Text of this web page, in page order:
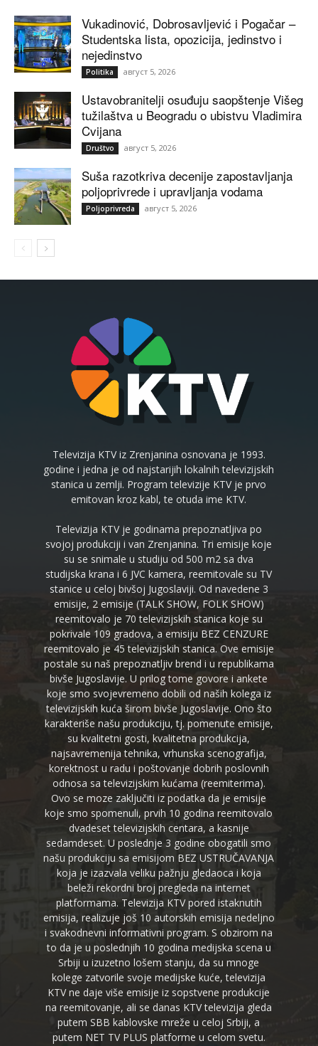
Vukadinović, Dobrosavljević i Pogačar –
Studentska lista, opozicija, jedinstvo i
nejedinstvo
Politika август 5, 2026
Ustavobranitelji osuđuju saopštenje Višeg
tužilaštva u Beogradu o ubistvu Vladimira
Cvijana
Društvo август 5, 2026
Suša razotkriva decenije zapostavljanja
poljoprivrede i upravljanja vodama
Poljoprivreda август 5, 2026
Televizija KTV iz Zrenjanina osnovana je 1993.
godine i jedna je od najstarijih lokalnih televizijskih
stanica u zemlji. Program televizije KTV je prvo
emitovan kroz kabl, te otuda ime KTV.
Televizija KTV je godinama prepoznatljiva po
svojoj produkciji i van Zrenjanina. Tri emisije koje
su se snimale u studiju od 500 m2 sa dva
studijska krana i 6 JVC kamera, reemitovale su TV
stanice u celoj bivšoj Jugoslaviji. Od navedene 3
emisije, 2 emisije (TALK SHOW, FOLK SHOW)
reemitovalo je 70 televizijskih stanica koje su
pokrivale 109 gradova, a emisiju BEZ CENZURE
reemitovalo je 45 televizijskih stanica. Ove emisije
postale su naš prepoznatljiv brend i u republikama
bivše Jugoslavije. U prilog tome govore i ankete
koje smo svojevremeno dobili od naših kolega iz
televizijskih kuća širom bivše Jugoslavije. Ono što
karakteriše našu produkciju, tj. pomenute emisije,
su kvalitetni gosti, kvalitetna produkcija,
najsavremenija tehnika, vrhunska scenografija,
korektnost u radu i poštovanje dobrih poslovnih
odnosa sa televizijskim kućama (reemiterima).
Ovo se moze zaključiti iz podatka da je emisije
koje smo spomenuli, prvih 10 godina reemitovalo
dvadeset televizijskih centara, a kasnije
sedamdeset. U poslednje 3 godine obogatili smo
našu produkciju sa emisijom BEZ USTRUČAVANJA
koja je izazvala veliku pažnju gledaoca i koja
beleži rekordni broj pregleda na internet
platformama. Televizija KTV pored istaknutih
emisija, realizuje još 10 autorskih emisija nedeljno
i svakodnevni informativni program. S obzirom na
to da je u poslednjih 10 godina medijska scena u
Srbiji u izuzetno lošem stanju, da su mnoge
kolege zatvorile svoje medijske kuće, televizija
KTV ne daje više emisije iz sopstvene produkcije
na reemitovanje, ali se danas KTV televizija gleda
putem SBB kablovske mreže u celoj Srbiji, a
putem NET TV PLUS platforme u celom svetu.